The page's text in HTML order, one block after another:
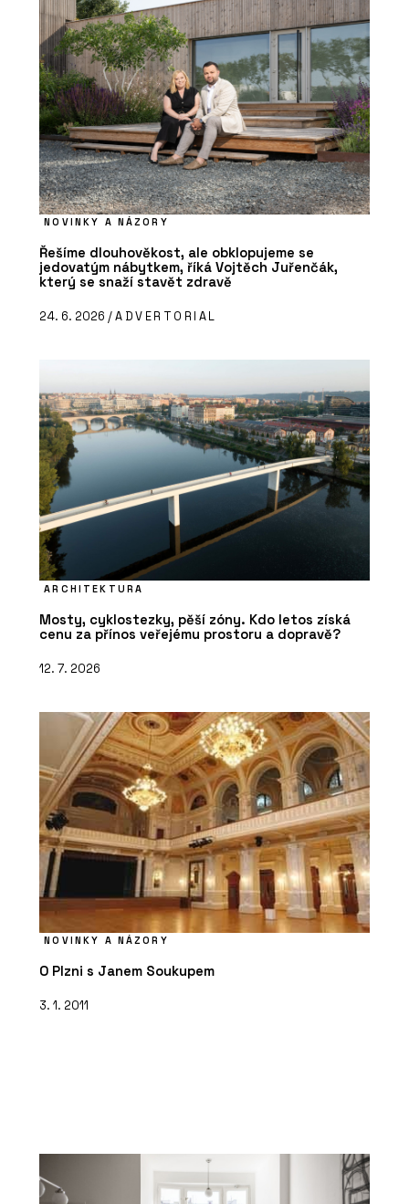
NOVINKY A NÁZORY
Řešíme dlouhověkost, ale obklopujeme se
jedovatým nábytkem, říká Vojtěch Juřenčák,
který se snaží stavět zdravě
24. 6. 2026 /ADVERTORIAL
ARCHITEKTURA
Mosty, cyklostezky, pěší zóny. Kdo letos získá
cenu za přínos veřejému prostoru a dopravě?
12. 7. 2026
NOVINKY A NÁZORY
O Plzni s Janem Soukupem
3. 1. 2011